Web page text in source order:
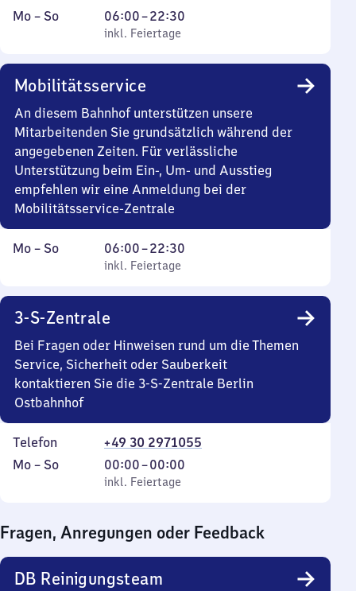
Montag
Mo – So,
inkl. Feiertage
06:00–22:30
Von
6
22
Uhr
30
inkl. Feiertage
Mobilitätsservice
An diesem Bahnhof unterstützen unsere
Mitarbeitenden Sie grundsätzlich während der
angegebenen Zeiten. Für verlässliche
Unterstützung beim Ein-, Um- und Ausstieg
empfehlen wir eine Anmeldung bei der
Mobilitätsservice-Zentrale
Montag
Mo – So,
inkl. Feiertage
06:00–22:30
Von
6
22
Uhr
30
inkl. Feiertage
3-S-Zentrale
Bei Fragen oder Hinweisen rund um die Themen
Service, Sicherheit oder Sauberkeit
kontaktieren Sie die 3-S-Zentrale Berlin
Ostbahnhof
Telefon
+49 30 2971055
Montag
Mo – So,
inkl. Feiertage
00:00–00:00
Von
0
0
Uhr
inkl. Feiertage
Fragen, Anregungen oder Feedback
DB Reinigungsteam